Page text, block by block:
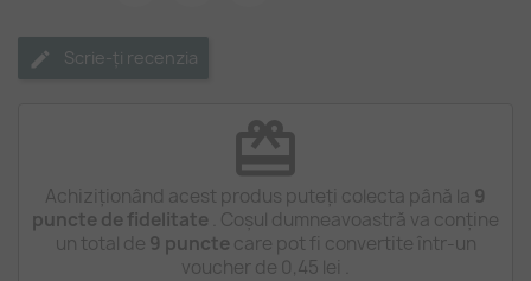
Scrie-ți recenzia
redeem
Achiziționând acest produs puteți colecta până la 9
puncte de fidelitate . Coșul dumneavoastră va conține
un total de 9 puncte care pot fi convertite într-un
voucher de 0,45 lei